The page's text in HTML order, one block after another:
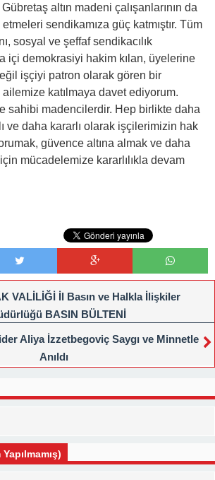
altın madeni çalışanlarının da
sendikamıza güç katmıştır. Tüm
sosyal ve şeffaf sendikacılık
içi demokrasiyi hakim kılan, üyelerine
işçiyi patron olarak gören bir
katılmaya davet ediyorum.
sahibi madencilerdir. Hep birlikte daha
ve daha kararlı olarak işçilerimizin hak
güvence altına almak ve daha
mücadelemize kararlılıkla devam
VALİLİĞİ İl Basın ve Halkla İlişkiler
BASIN BÜLTENİ
Aliya İzzetbegoviç Saygı ve Minnetle
Anıldı